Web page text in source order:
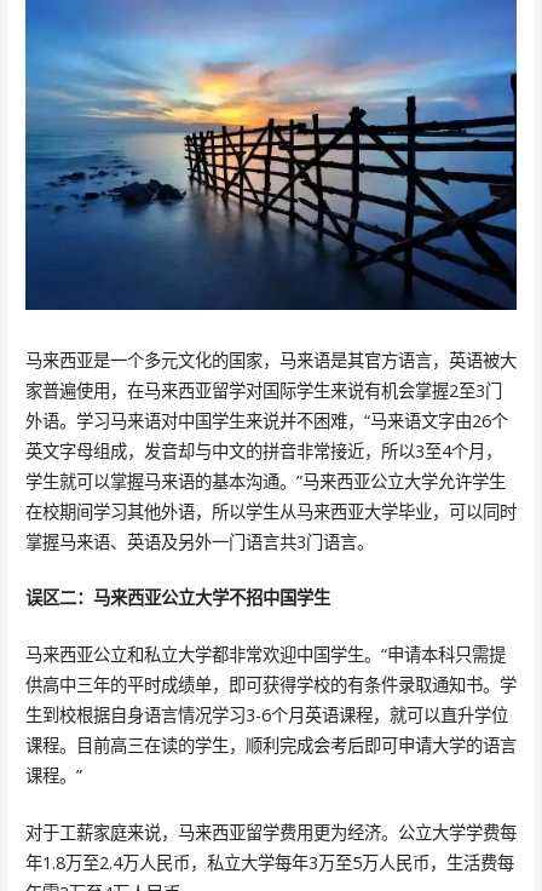
马来西亚是一个多元文化的国家，马来语是其官方语言，英语被大
家普遍使用，在马来西亚留学对国际学生来说有机会掌握2至3门
外语。学习马来语对中国学生来说并不困难，“马来语文字由26个
英文字母组成，发音却与中文的拼音非常接近，所以3至4个月，
学生就可以掌握马来语的基本沟通。”马来西亚公立大学允许学生
在校期间学习其他外语，所以学生从马来西亚大学毕业，可以同时
掌握马来语、英语及另外一门语言共3门语言。
误区二：马来西亚公立大学不招中国学生
马来西亚公立和私立大学都非常欢迎中国学生。“申请本科只需提
供高中三年的平时成绩单，即可获得学校的有条件录取通知书。学
生到校根据自身语言情况学习3-6个月英语课程，就可以直升学位
课程。目前高三在读的学生，顺利完成会考后即可申请大学的语言
课程。”
对于工薪家庭来说，马来西亚留学费用更为经济。公立大学学费每
年1.8万至2.4万人民币，私立大学每年3万至5万人民币，生活费每